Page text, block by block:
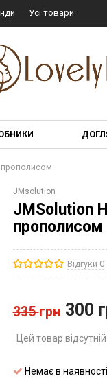
Усі товари
прополисом
JMsolution
JMSolution
прополисом
Відгуки 0
335грн 300
Цей товар
Немає в наявності